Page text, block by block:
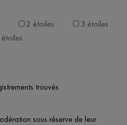
2 étoiles
3 étoiles
trouvés
sous réserve de leur